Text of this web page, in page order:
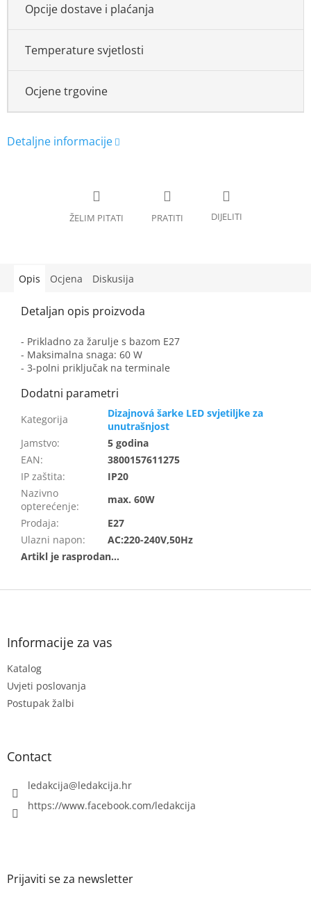
Opcije dostave i plaćanja
Temperature svjetlosti
Ocjene trgovine
Opis Ocjena Diskusija
- Prikladno za žarulje s bazom E27
- Maksimalna snaga: 60 W
- 3-polni priključak na terminale
Dizajnová šarke LED svjetiljke za
unutrašnjost
Jamstvo:
5 godina
EAN:
3800157611275
IP zaštita:
IP20
Nazivno
opterećenje:
max. 60W
Prodaja:
E27
Ulazni napon: AC:220-240V,50Hz
F
Informacije za vas
Katalog
Uvjeti poslovanja
Postupak žalbi
Contact
ledakcija@ledakcija.hr
https://www.facebook.com/ledakcija